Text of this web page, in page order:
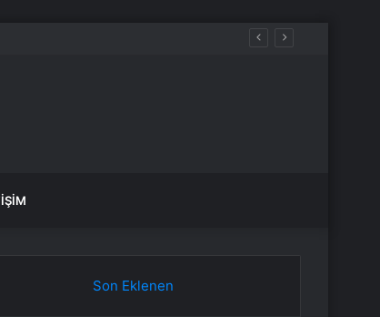
zaman gelecek?
Son Eklenen